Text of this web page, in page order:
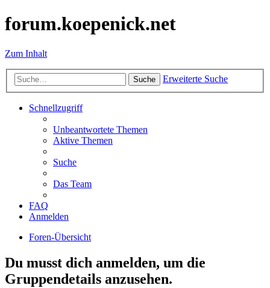
forum.koepenick.net
Zum Inhalt
Suche Erweiterte Suche
Schnellzugriff
Unbeantwortete Themen
Aktive Themen
Suche
Das Team
FAQ
Anmelden
Foren-Übersicht
Du musst dich anmelden, um die
Gruppendetails anzusehen.